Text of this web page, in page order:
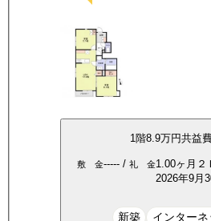
1階8.9万円共益
敷 金-----/ 礼 金1.00ヶ月 ２
2026年9月
新築 インター